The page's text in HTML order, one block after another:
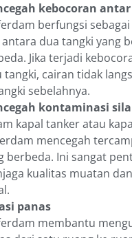
kebocoran
berfungsi
dua tangki yang
Jika terjadi
tangki, cairan tidak
sebelahnya.
kontaminasi
kapal tanker atau
mencegah
berbeda. Ini sangat
kualitas muatan
panas
membantu